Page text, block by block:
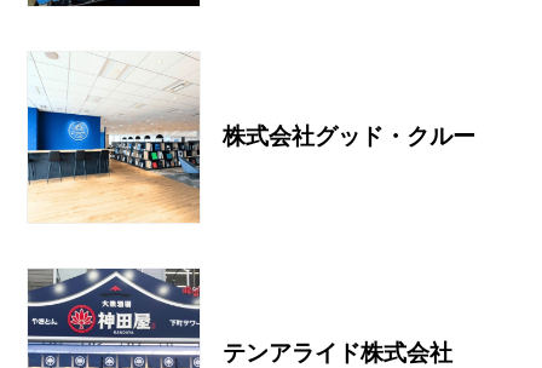
株式会社グッド・クルー
テンアライド株式会社